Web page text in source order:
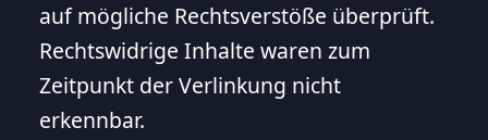
auf mögliche Rechtsverstöße überprüft.
Rechtswidrige Inhalte waren zum
Zeitpunkt der Verlinkung nicht
erkennbar.